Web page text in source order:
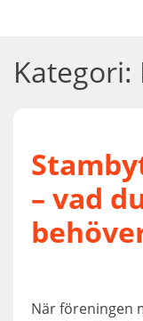
Kategori:
– vad
När föreningen